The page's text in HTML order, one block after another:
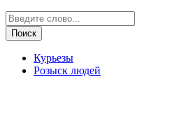
Курьезы
Розыск людей